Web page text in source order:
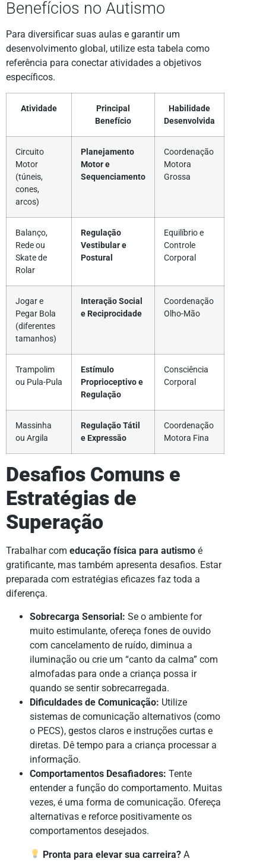
Benefícios no Autismo
Para diversificar suas aulas e garantir um
desenvolvimento global, utilize esta tabela como
referência para conectar atividades a objetivos
específicos.
Atividade
Principal
Benefício
Habilidade
Desenvolvida
Circuito
Motor
(túneis,
cones,
arcos)
Planejamento
Motor e
Sequenciamento
Coordenação
Motora
Grossa
Balanço,
Rede ou
Skate de
Rolar
Regulação
Vestibular e
Postural
Equilíbrio e
Controle
Corporal
Jogar e
Pegar Bola
(diferentes
tamanhos)
Interação Social
e Reciprocidade
Coordenação
Olho-Mão
Trampolim
ou Pula-Pula
Estímulo
Proprioceptivo e
Regulação
Consciência
Corporal
Massinha
ou Argila
Regulação Tátil
e Expressão
Coordenação
Motora Fina
Desafios Comuns e
Estratégias de
Superação
Trabalhar com educação física para autismo é
gratificante, mas também apresenta desafios. Estar
preparada com estratégias eficazes faz toda a
diferença.
Sobrecarga Sensorial: Se o ambiente for
muito estimulante, ofereça fones de ouvido
com cancelamento de ruído, diminua a
iluminação ou crie um “canto da calma” com
almofadas para onde a criança possa ir
quando se sentir sobrecarregada.
Dificuldades de Comunicação: Utilize
sistemas de comunicação alternativos (como
o PECS), gestos claros e instruções curtas e
diretas. Dê tempo para a criança processar a
informação.
Comportamentos Desafiadores: Tente
entender a função do comportamento. Muitas
vezes, é uma forma de comunicação. Ofereça
alternativas e reforce positivamente os
comportamentos desejados.
Pronta para elevar sua carreira? A